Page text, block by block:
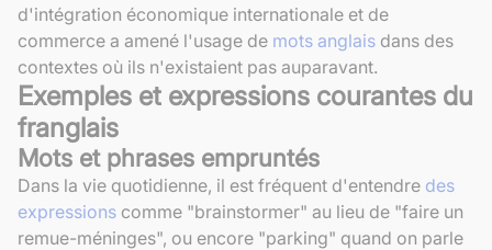
d'intégration économique internationale et de
commerce a amené l'usage de mots anglais dans des
contextes où ils n'existaient pas auparavant.
Exemples et expressions courantes du
franglais
Mots et phrases empruntés
Dans la vie quotidienne, il est fréquent d'entendre des
expressions comme "brainstormer" au lieu de "faire un
remue-méninges", ou encore "parking" quand on parle